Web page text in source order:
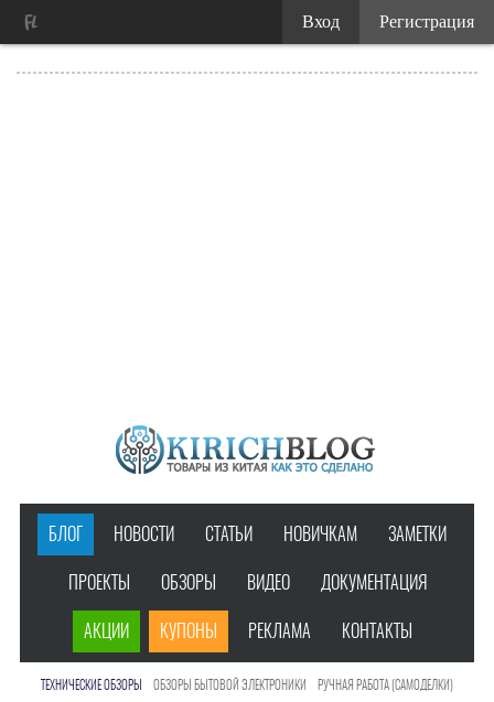
БЛОГ НОВОСТИ СТАТЬИ НОВИЧКАМ ЗАМЕТКИ
ПРОЕКТЫ ОБЗОРЫ ВИДЕО ДОКУМЕНТАЦИЯ
АКЦИИ КУПОНЫ РЕКЛАМА КОНТАКТЫ
ТЕХНИЧЕСКИЕ ОБЗОРЫ ОБЗОРЫ БЫТОВОЙ ЭЛЕКТРОНИКИ РУЧНАЯ РАБОТА (САМОДЕЛКИ)
Регистрация
Вход